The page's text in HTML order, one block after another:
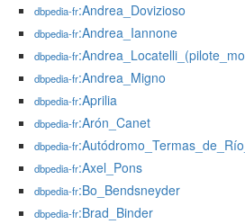
dbpedia-fr:Andrea_Dovizioso
dbpedia-fr:Andrea_Iannone
dbpedia-fr
dbpedia-fr:Andrea_Migno
dbpedia-fr:Aprilia
dbpedia-fr:Arón_Canet
dbpedia-fr
dbpedia-fr:Axel_Pons
dbpedia-fr:Bo_Bendsneyder
dbpedia-fr:Brad_Binder